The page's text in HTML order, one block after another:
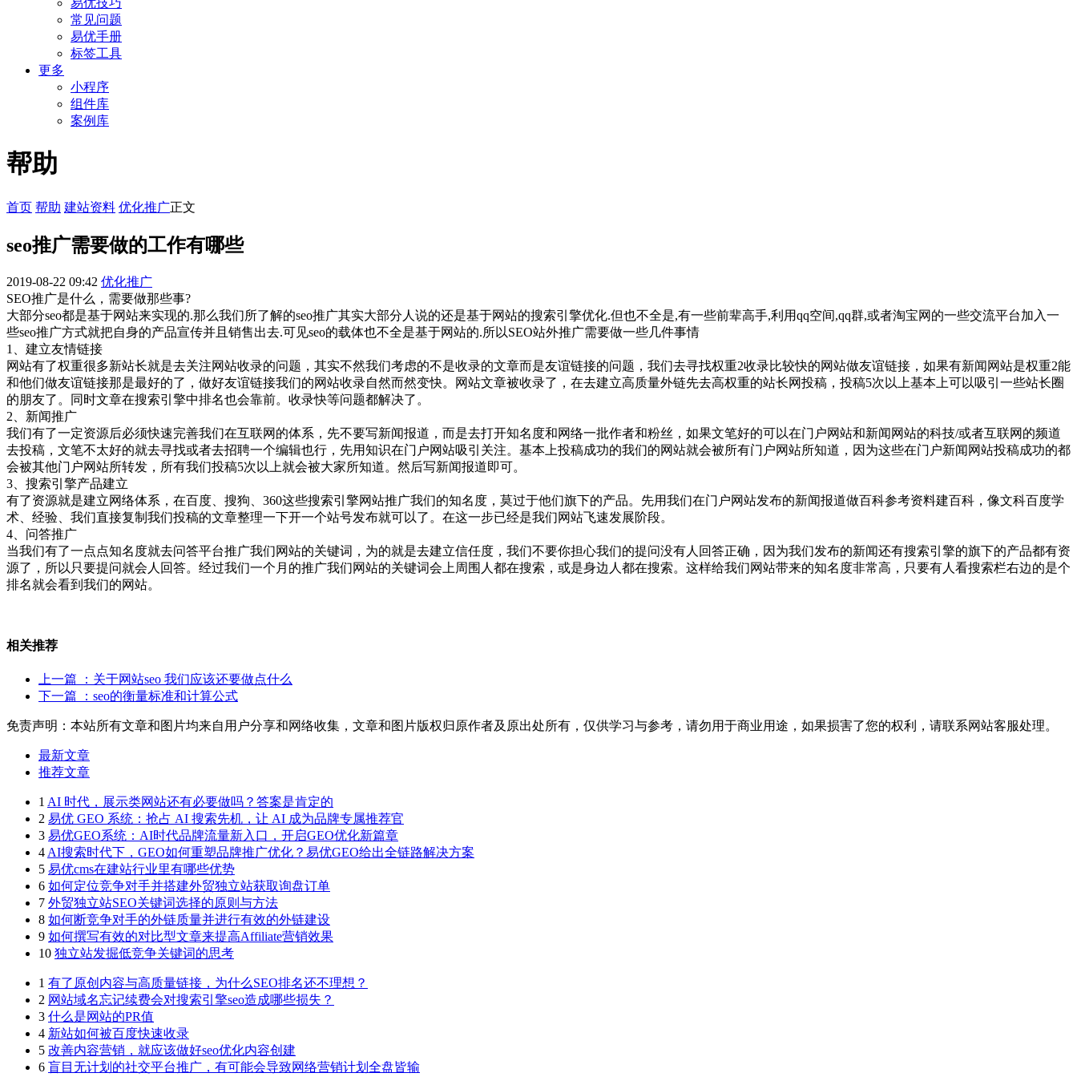
易优技巧
常见问题
易优手册
标签工具
更多
小程序
组件库
案例库
帮助
首页 帮助 建站资料 优化推广正文
seo推广需要做的工作有哪些
2019-08-22 09:42 优化推广
SEO推广是什么，需要做那些事?
大部分seo都是基于网站来实现的.那么我们所了解的seo推广其实大部分人说的还是基于网站的搜索引擎优化.但也不全是,有一些前辈高手,利用qq空间,qq群,或者淘宝网的一些交流平台加入一
些seo推广方式就把自身的产品宣传并且销售出去.可见seo的载体也不全是基于网站的.所以SEO站外推广需要做一些几件事情
1、建立友情链接
网站有了权重很多新站长就是去关注网站收录的问题，其实不然我们考虑的不是收录的文章而是友谊链接的问题，我们去寻找权重2收录比较快的网站做友谊链接，如果有新闻网站是权重2能
和他们做友谊链接那是最好的了，做好友谊链接我们的网站收录自然而然变快。网站文章被收录了，在去建立高质量外链先去高权重的站长网投稿，投稿5次以上基本上可以吸引一些站长圈
的朋友了。同时文章在搜索引擎中排名也会靠前。收录快等问题都解决了。
2、新闻推广
我们有了一定资源后必须快速完善我们在互联网的体系，先不要写新闻报道，而是去打开知名度和网络一批作者和粉丝，如果文笔好的可以在门户网站和新闻网站的科技/或者互联网的频道
去投稿，文笔不太好的就去寻找或者去招聘一个编辑也行，先用知识在门户网站吸引关注。基本上投稿成功的我们的网站就会被所有门户网站所知道，因为这些在门户新闻网站投稿成功的都
会被其他门户网站所转发，所有我们投稿5次以上就会被大家所知道。然后写新闻报道即可。
3、搜索引擎产品建立
有了资源就是建立网络体系，在百度、搜狗、360这些搜索引擎网站推广我们的知名度，莫过于他们旗下的产品。先用我们在门户网站发布的新闻报道做百科参考资料建百科，像文科百度学
术、经验、我们直接复制我们投稿的文章整理一下开一个站号发布就可以了。在这一步已经是我们网站飞速发展阶段。
4、问答推广
当我们有了一点点知名度就去问答平台推广我们网站的关键词，为的就是去建立信任度，我们不要你担心我们的提问没有人回答正确，因为我们发布的新闻还有搜索引擎的旗下的产品都有资
源了，所以只要提问就会人回答。经过我们一个月的推广我们网站的关键词会上周围人都在搜索，或是身边人都在搜索。这样给我们网站带来的知名度非常高，只要有人看搜索栏右边的是个
排名就会看到我们的网站。
相关推荐
上一篇
：关于网站seo 我们应该还要做点什么
下一篇
：seo的衡量标准和计算公式
免责声明：本站所有文章和图片均来自用户分享和网络收集，文章和图片版权归原作者及原出处所有，仅供学习与参考，请勿用于商业用途，如果损害了您的权利，请联系网站客服处理。
最新文章
推荐文章
1 AI 时代，展示类网站还有必要做吗？答案是肯定的
2 易优 GEO 系统：抢占 AI 搜索先机，让 AI 成为品牌专属推荐官
3 易优GEO系统：AI时代品牌流量新入口，开启GEO优化新篇章
4 AI搜索时代下，GEO如何重塑品牌推广优化？易优GEO给出全链路解决方案
5 易优cms在建站行业里有哪些优势
6 如何定位竞争对手并搭建外贸独立站获取询盘订单
7 外贸独立站SEO关键词选择的原则与方法
8 如何断竞争对手的外链质量并进行有效的外链建设
9 如何撰写有效的对比型文章来提高Affiliate营销效果
10 独立站发掘低竞争关键词的思考
1 有了原创内容与高质量链接，为什么SEO排名还不理想？
2 网站域名忘记续费会对搜索引擎seo造成哪些损失？
3 什么是网站的PR值
4 新站如何被百度快速收录
5 改善内容营销，就应该做好seo优化内容创建
6 盲目无计划的社交平台推广，有可能会导致网络营销计划全盘皆输